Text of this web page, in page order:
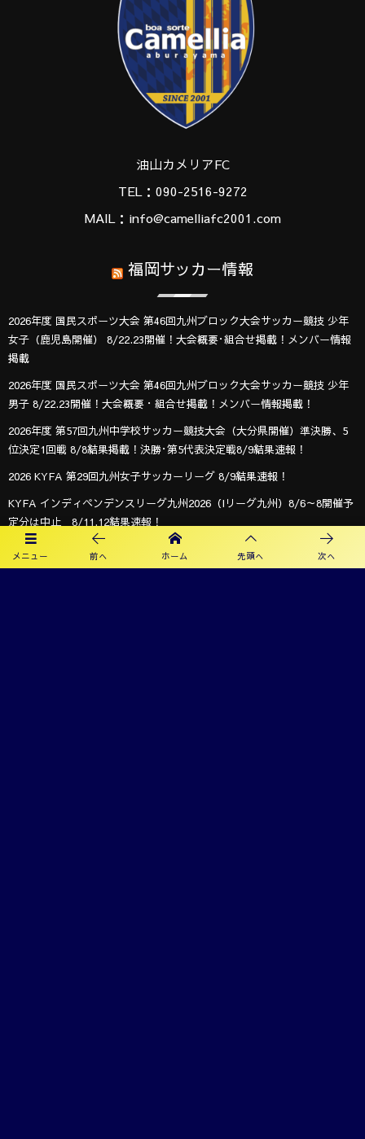
メニュー 前へ ホーム 先頭へ 次へ
油山カメリアFC
TEL：090-2516-9272
MAIL：info@camelliafc2001.com
福岡サッカー情報
2026年度 国民スポーツ大会 第46回九州ブロック大会サッカー競技 少年
女子（鹿児島開催） 8/22.23開催！大会概要･組合せ掲載！メンバー情報
掲載
2026年度 国民スポーツ大会 第46回九州ブロック大会サッカー競技 少年
男子 8/22.23開催！大会概要・組合せ掲載！メンバー情報掲載！
2026年度 第57回九州中学校サッカー競技大会（大分県開催）準決勝、5
位決定1回戦 8/8結果掲載！決勝･第5代表決定戦8/9結果速報！
2026 KYFA 第29回九州女子サッカーリーグ 8/9結果速報！
KYFA インディペンデンスリーグ九州2026（Iリーグ九州）8/6～8開催予
定分は中止 8/11.12結果速報！
2026年度 第40回大文字杯少年サッカー大会 U-12 (福岡) 組合せ掲載！
8/8,9結果速報！